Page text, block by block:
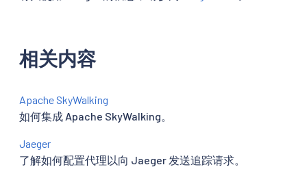
相关内容
Apache SkyWalking
如何集成 Apache SkyWalking。
Jaeger
了解如何配置代理以向 Jaeger 发送追踪请求。